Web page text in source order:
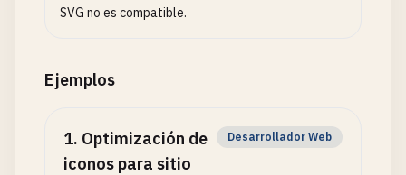
SVG no es compatible.
Ejemplos
1. Optimización de
iconos para sitio
Desarrollador Web